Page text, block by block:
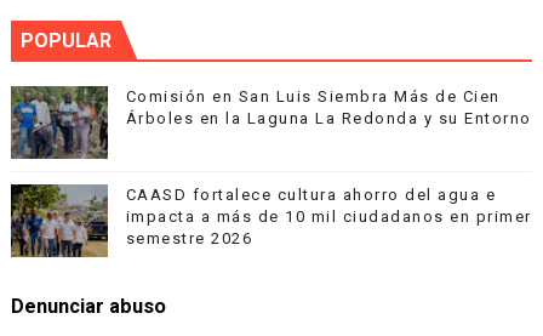
POPULAR
Comisión en San Luis Siembra Más de Cien
Árboles en la Laguna La Redonda y su Entorno
CAASD fortalece cultura ahorro del agua e
impacta a más de 10 mil ciudadanos en primer
semestre 2026
Denunciar abuso